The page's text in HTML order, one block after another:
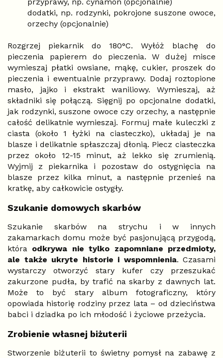
dodatki, np. rodzynki, pokrojone suszone owoce,
orzechy (opcjonalnie)
Rozgrzej piekarnik do 180°C. Wyłóż blachę do
pieczenia papierem do pieczenia. W dużej misce
wymieszaj płatki owsiane, mąkę, cukier, proszek do
pieczenia i ewentualnie przyprawy. Dodaj roztopione
masło, jajko i ekstrakt waniliowy. Wymieszaj, aż
składniki się połączą. Sięgnij po opcjonalne dodatki,
jak rodzynki, suszone owoce czy orzechy, a następnie
całość delikatnie wymieszaj. Formuj małe kuleczki z
ciasta (około 1 łyżki na ciasteczko), układaj je na
blasze i delikatnie spłaszczaj dłonią. Piecz ciasteczka
przez około 12-15 minut, aż lekko się zrumienią.
Wyjmij z piekarnika i pozostaw do ostygnięcia na
blasze przez kilka minut, a następnie przenieś na
kratkę, aby całkowicie ostygły.
Szukanie domowych skarbów
Szukanie skarbów na strychu i w innych
zakamarkach domu może być pasjonującą przygodą,
która odkrywa nie tylko zapomniane przedmioty,
ale także ukryte historie i wspomnienia. Czasami
wystarczy otworzyć stary kufer czy przeszukać
zakurzone pudła, by trafić na skarby z dawnych lat.
Może to być stary album fotograficzny, który
opowiada historię rodziny przez lata – od dzieciństwa
babci i dziadka po ich młodość i życiowe przeżycia.
Zrobienie własnej biżuterii
Stworzenie biżuterii to świetny pomysł na zabawę z